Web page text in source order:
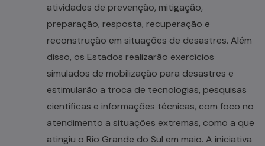
atividades de prevenção, mitigação,
preparação, resposta, recuperação e
reconstrução em situações de desastres. Além
disso, os Estados realizarão exercícios
simulados de mobilização para desastres e
estimularão a troca de tecnologias, pesquisas
científicas e informações técnicas, com foco no
atendimento a situações extremas, como a que
atingiu o Rio Grande do Sul em maio. A iniciativa